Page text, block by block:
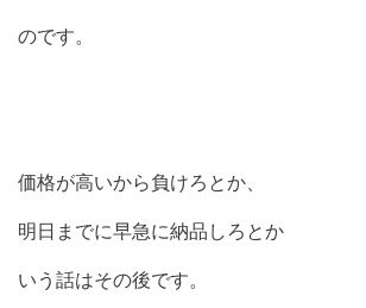
のです。
価格が高いから負けろとか、
明日までに早急に納品しろとか
いう話はその後です。